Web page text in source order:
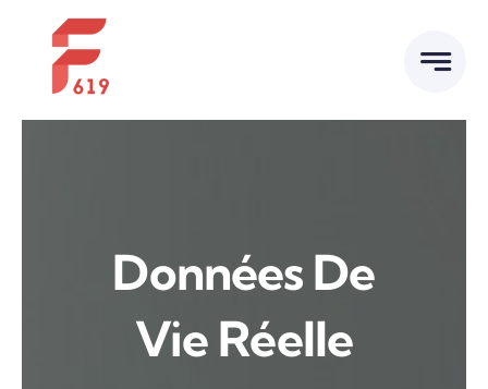
Données De
Vie Réelle